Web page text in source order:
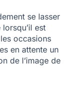
se lasser
est
occasions
en attente un
de l’image de